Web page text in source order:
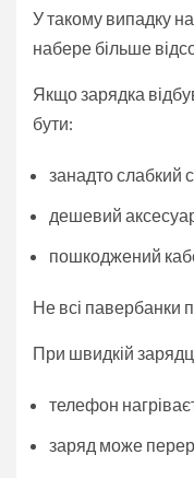
У такому випадку
набере більше
Якщо зарядка
бути:
занадто слабкий
дешевий
пошкоджений
Не всі павербанки
При швидкій
телефон
заряд може